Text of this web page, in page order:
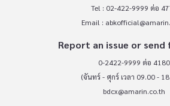
Tel : 02-422-9999 ต่อ
Email :
Report an issue or send
0-2422-9999 ต่อ 4180
(จันทร์ - ศุกร์ เวลา 09.00 -
bdcx@amarin.co.th